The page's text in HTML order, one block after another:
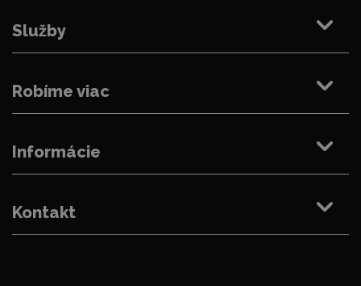
Služby
Robíme viac
Informácie
Kontakt